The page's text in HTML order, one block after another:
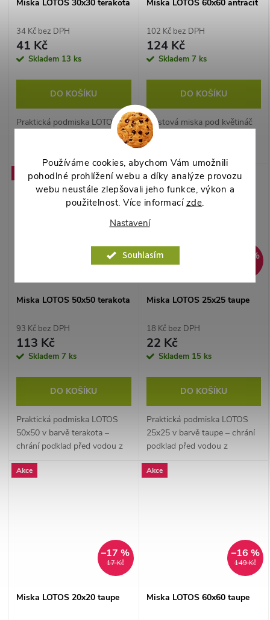
Používáme cookies, abychom Vám umožnili
pohodlné prohlížení webu a díky analýze provozu
webu neustále zlepšovali jeho funkce, výkon a
použitelnost. Více informací zde.
Nastavení
Souhlasím
Miska LOTOS 30x30 terakota
34 Kč bez DPH
41 Kč
Skladem 13 ks
DO KOŠÍKU
Praktická podmiska LOTOS
květináče.
Miska LOTOS 60x60 antracit
102 Kč bez DPH
124 Kč
Skladem 7 ks
DO KOŠÍKU
Plastová miska pod květináč
LOTOS 60 - vhodná pod
květináč BEGONIA 60x60cm
(POZOR! - Skutečný rozměr
vnější 51x51x9,2cm - vnitřní
39x39 cm )
Akce
139 Kč
–18 %
Miska LOTOS 50x50 terakota
93 Kč bez DPH
113 Kč
Skladem 7 ks
DO KOŠÍKU
Praktická podmiska LOTOS
50x50 v barvě terakota –
chrání podklad před vodou z
Akce
–12 %
Miska LOTOS 25x25 taupe
18 Kč bez DPH
22 Kč
Skladem 15 ks
DO KOŠÍKU
Praktická podmiska LOTOS
25x25 v barvě taupe – chrání
podklad před vodou z
Akce
17 Kč
–17 %
Miska LOTOS 20x20 taupe
Akce
149 Kč
–16 %
Miska LOTOS 60x60 taupe